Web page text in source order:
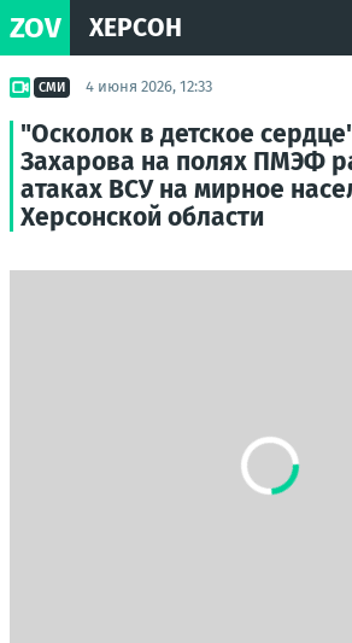
ZOV ХЕРСОН
СМИ 4 июня 2026, 12:33
"Осколок в детское
Захарова на полях ПМЭФ
атаках ВСУ на мирное
Херсонской области